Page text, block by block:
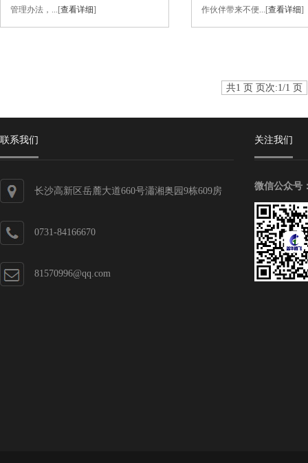
管理办法，...[查看详细]
作伙伴带来不便...[查看详细]
共1 页 页次:1/1 页
联系我们
长沙高新区岳麓大道660号瀟湘奥园9栋609房
0731-84166670
81570996@qq.com
关注我们
微信公众号